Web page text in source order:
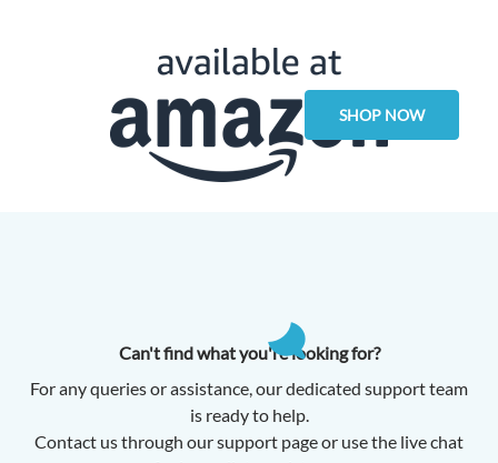
SHOP NOW
Can't find what you're looking for?
For any queries or assistance, our dedicated support team
is ready to help.
Contact us through our support page or use the live chat